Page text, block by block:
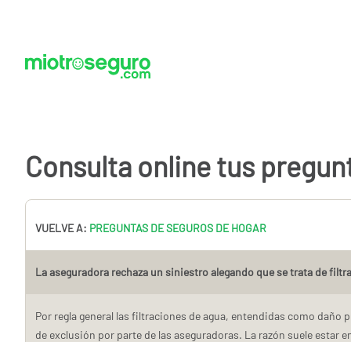
Consulta online tus
VUELVE A: PREGUNTAS DE SEGUROS DE HOGAR
La aseguradora rechaza un siniestro alegando que se trata de
Por regla general las filtraciones de agua, entendidas como
de exclusión por parte de las aseguradoras. La razón suele estar